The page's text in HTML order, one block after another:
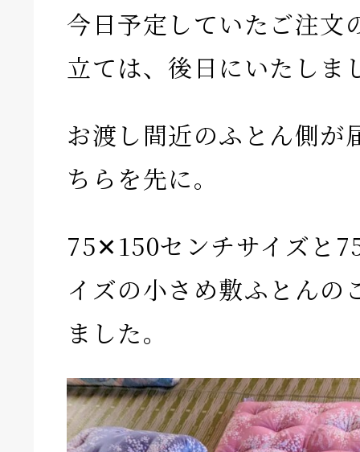
今日予定していたご注文
立ては、後日にいたしま
お渡し間近のふとん側が
ちらを先に。
75✕150センチサイズと
イズの小さめ敷ふとんの
ました。